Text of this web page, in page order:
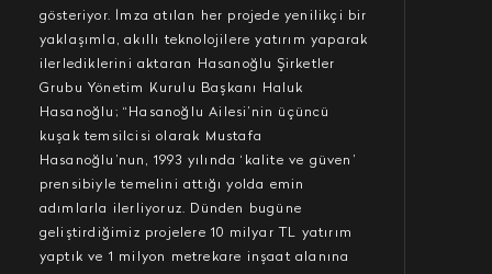
gösteriyor. İmza atılan her projede yenilikçi bir
yaklaşımla, akıllı teknolojilere yatırım yaparak
ilerlediklerini aktaran Hasanoğlu Şirketler
Grubu Yönetim Kurulu Başkanı Haluk
Hasanoğlu; “Hasanoğlu Ailesi’nin üçüncü
kuşak temsilcisi olarak Mustafa
Hasanoğlu’nun, 1993 yılında ‘kalite ve güven’
prensibiyle temelini attığı yolda emin
adımlarla ilerliyoruz. Dünden bugüne
geliştirdiğimiz projelere 10 milyar TL yatırım
yaptık ve 1 milyon metrekare inşaat alanına